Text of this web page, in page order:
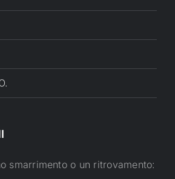
smarrimento o un ritrovamento: